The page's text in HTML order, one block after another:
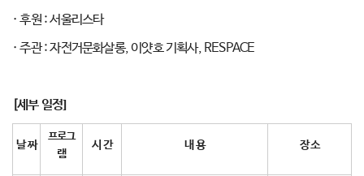
· 후원 : 서울리스타
· 주관 : 자전거문화살롱, 이얏호 기획사, RESPACE
[세부 일정]
날 짜
프로그
램
시 간 내 용 장 소